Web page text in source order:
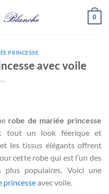
0
PRINCESSE
avec voile
robe de mariée princesse
tout un look féerique et
les tissus élégants offrent
cette robe qui est l’un des
populaires. Voici une
princesseavec voile.